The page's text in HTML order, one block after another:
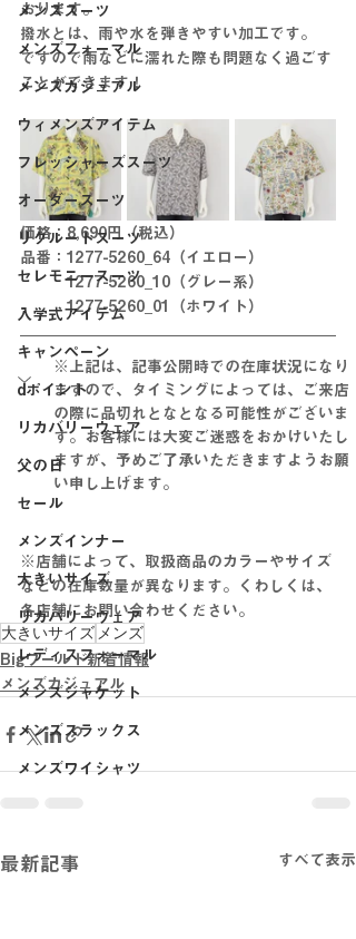
メンズスーツ
メンズフォーマル
メンズカジュアル
ウィメンズアイテム
フレッシャーズスーツ
オーダースーツ
リクルートスーツ
セレモニースーツ
入学式アイテム
キャンペーン
dポイント
リカバリーウェア
父の日
セール
メンズインナー
大きいサイズ
リカバリーウェア
レディスフォーマル
メンズジャケット
メンズスラックス
メンズワイシャツ
おります。
撥水とは、雨や水を弾きやすい加工です。
ですので雨などに濡れた際も問題なく過ごす
ことができます！
価格：8,690円（税込）
品番：1277-5260_64（イエロー）
1277-5260_10（グレー系）
1277-5260_01（ホワイト）
※上記は、記事公開時での在庫状況になり
ますので、タイミングによっては、ご来店
の際に品切れとな となる 可能性がございま
す。お客様には大変ご迷惑をおかけいたし
ますが、予めご了承いただきますようお願
い申し上げます。
※店舗によって、取扱商品のカラーやサイズ
などの在庫数量が異なります。くわしくは、
各店舗にお問い合わせください。
大きいサイズ メンズ
Bigワールド新着情報
メンズカジュアル
最新記事 すべて表示